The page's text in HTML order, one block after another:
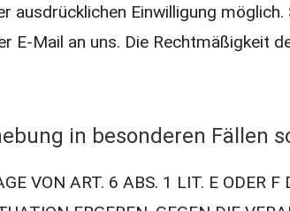
Einwilligung
E-Mail an uns. Die Rechtmäßigkeit
in besonderen Fällen
VON ART. 6 ABS. 1 LIT. E ODER